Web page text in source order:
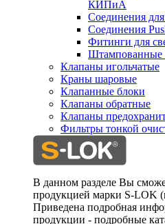
КИПиА
Соединения
Соединения
Фитинги для
Штампованные
Клапаны игольчатые
Краны шаровые
Клапанные блоки
Клапаны обратные
Клапаны
Фильтры тонкой
В данном разделе Вы
продукцией марки S-LOK
Приведена подробная
продукции - подробные